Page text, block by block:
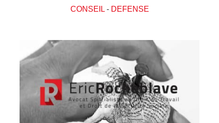
CONSEIL- DEFENSE